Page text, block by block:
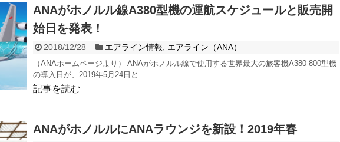
ANAがホノルル線A380型機の運航スケジュールと販売開
始日を発表！
2018/12/28 エアライン情報 エアライン（ANA）
（ANAホームページより） ANAがホノルル線で使用する世界最大の旅客機A380-800型機
の導入日が、2019年5月24日と...
記事を読む
ANAがホノルルにANAラウンジを新設！2019年春